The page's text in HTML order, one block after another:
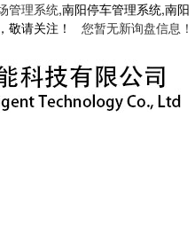
管理系统,南阳停车管理系统,南阳
敬请关注！ 您暂无新询盘信息！